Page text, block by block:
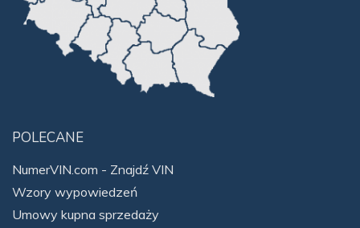
POLECANE
NumerVIN.com - Znajdź VIN
Wzory wypowiedzeń
Umowy kupna sprzedaży